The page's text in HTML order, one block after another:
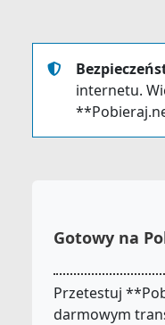
internetu.
Gotowy na
Przetestuj
darmowym